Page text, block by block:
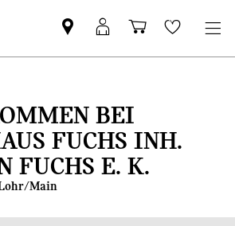
MINI
Partner
MINI
Login
Wishlist
BEI
FUCHS INH.
FUCHS E. K.
Main